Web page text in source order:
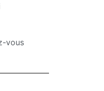
vous